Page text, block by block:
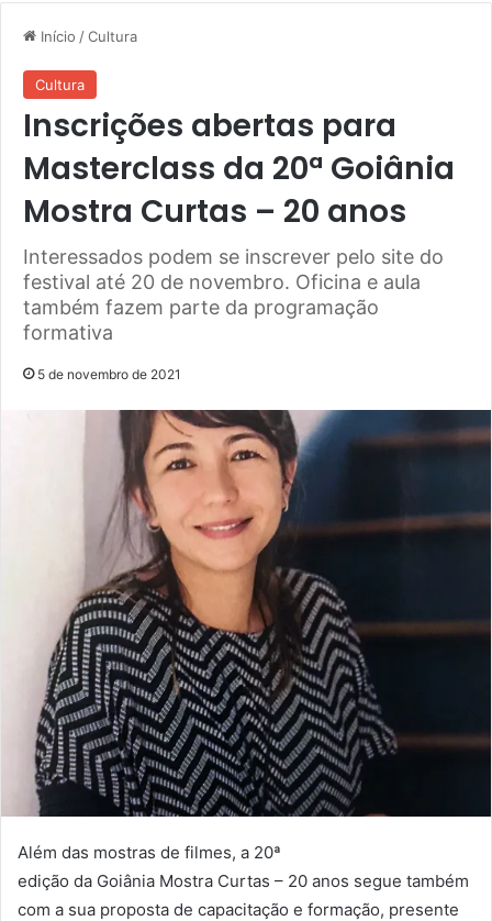
Início /Cultura
Cultura
Inscrições abertas para
Masterclass da 20ª Goiânia
Mostra Curtas – 20 anos
Interessados podem se inscrever pelo site do
festival até 20 de novembro. Oficina e aula
também fazem parte da programação
formativa
5 de novembro de 2021
Além das mostras de filmes, a 20ª
edição da Goiânia Mostra Curtas – 20 anos segue também
com a sua proposta de capacitação e formação, presente